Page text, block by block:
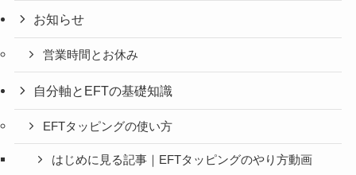
お知らせ
営業時間とお休み
自分軸とEFTの基礎知識
EFTタッピングの使い方
はじめに見る記事｜EFTタッピングのやり方動画